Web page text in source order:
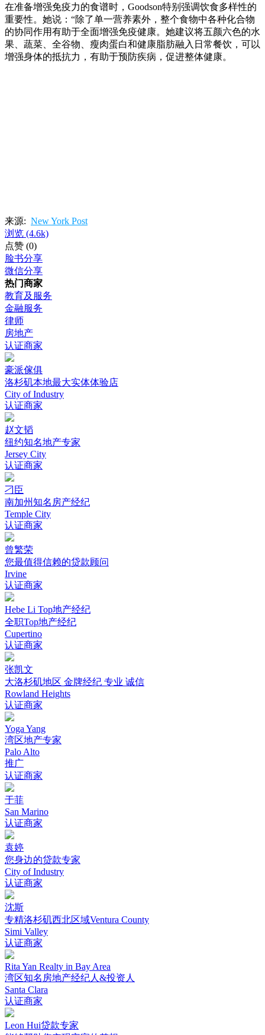
在准备增强免疫力的食谱时，Goodson特别强调饮食多样性的
重要性。她说：“除了单一营养素外，整个食物中各种化合物
的协同作用有助于全面增强免疫健康。她建议将五颜六色的水
果、蔬菜、全谷物、瘦肉蛋白和健康脂肪融入日常餐饮，可以
增强身体的抵抗力，有助于预防疾病，促进整体健康。
来源: New York Post
浏览 (4.6k)
点赞 (0)
脸书分享
微信分享
热门商家
教育及服务
金融服务
律师
房地产
认证商家
豪派傢俱
洛杉矶本地最大实体体验店
City of Industry
认证商家
赵文韬
纽约知名地产专家
Jersey City
认证商家
刁臣
南加州知名房产经纪
Temple City
认证商家
曾繁荣
您最值得信赖的贷款顾问
Irvine
认证商家
Hebe Li Top地产经纪
全职Top地产经纪
Cupertino
认证商家
张凯文
大洛杉矶地区 金牌经纪 专业 诚信
Rowland Heights
认证商家
Yoga Yang
湾区地产专家
Palo Alto
推广
认证商家
于菲
San Marino
认证商家
袁婷
您身边的贷款专家
City of Industry
认证商家
沈斯
专精洛杉矶西北区域Ventura County
Simi Valley
认证商家
Rita Yan Realty in Bay Area
湾区知名房地产经纪人&投资人
Santa Clara
认证商家
Leon Hui贷款专家